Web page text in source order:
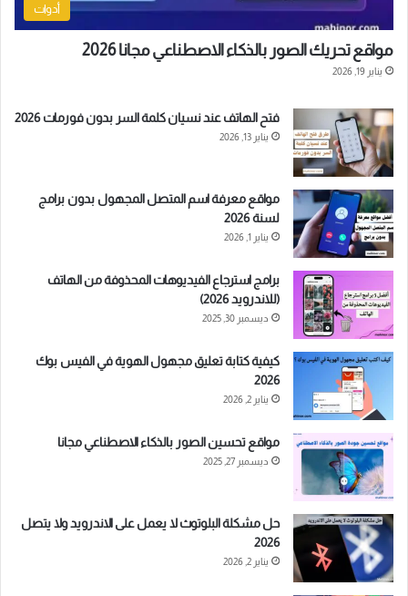
أدوات
مواقع تحريك الصور بالذكاء الاصطناعي مجانا 2026
يناير 19, 2026
فتح الهاتف عند نسيان كلمة السر بدون فورمات 2026
يناير 13, 2026
مواقع معرفة اسم المتصل المجهول بدون برامج
لسنة 2026
يناير 1, 2026
برامج استرجاع الفيديوهات المحذوفة من الهاتف
(للاندرويد 2026)
ديسمبر 30, 2025
كيفية كتابة تعليق مجهول الهوية في الفيس بوك
2026
يناير 2, 2026
مواقع تحسين الصور بالذكاء الاصطناعي مجانا
ديسمبر 27, 2025
حل مشكلة البلوتوث لا يعمل على الاندرويد ولا يتصل
2026
يناير 2, 2026